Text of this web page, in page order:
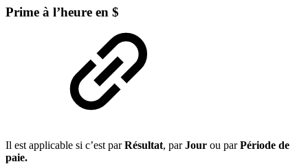
Prime à l’heure en $
Il est applicable si c’est parRésultat, parJour ou parPériode de
paie.